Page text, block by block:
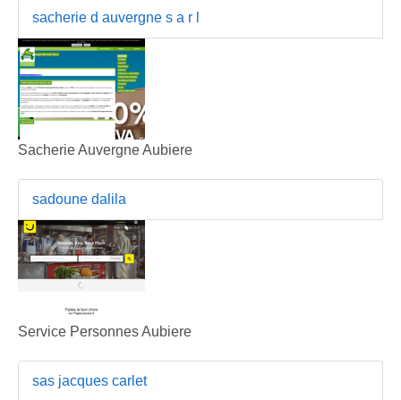
sacherie d auvergne s a r l
Sacherie Auvergne Aubiere
sadoune dalila
Service Personnes Aubiere
sas jacques carlet